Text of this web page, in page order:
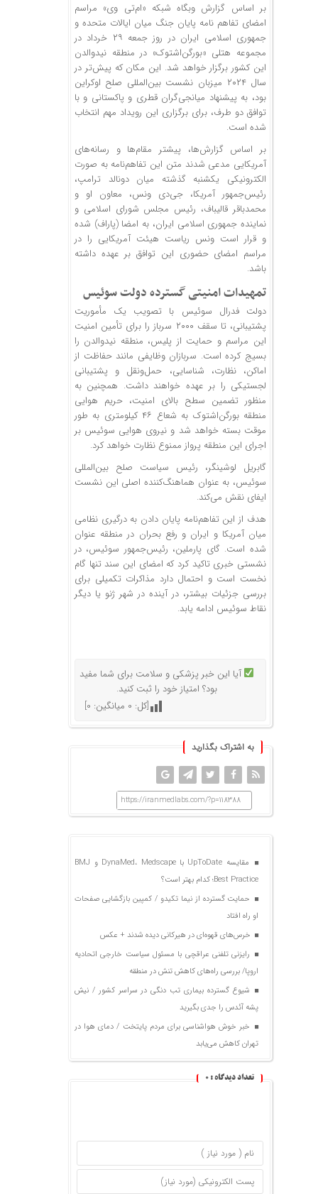
بر اساس گزارش وبگاه شبکه «ام‌تی وی» مراسم
امضای تفاهم نامه پایان جنگ میان ایالات متحده و
جمهوری اسلامی ایران در روز جمعه ۲۹ خرداد در
مجموعه هتلی «بورگن‌اشتوک» در منطقه نیدوالدن
این کشور برگزار خواهد شد. این مکان که پیش‌تر در
سال ۲۰۲۴ میزبان نشست بین‌المللی صلح اوکراین
بود، به پیشنهاد میانجی‌گران قطری و پاکستانی و با
توافق دو طرف، برای برگزاری این رویداد مهم انتخاب
شده است.
بر اساس گزارش‌ها، پیشتر مقام‌ها و رسانه‌های
آمریکایی مدعی شدند متن این تفاهم‌نامه به صورت
الکترونیکی یکشنبه گذشته میان دونالد ترامپ،
رئیس‌جمهور آمریکا، جی‌دی ونس، معاون او و
محمدباقر قالیباف، رئیس مجلس شورای اسلامی و
نماینده جمهوری اسلامی ایران، به امضا (پاراف) شده
و قرار است ونس ریاست هیئت آمریکایی را در
مراسم امضای حضوری این توافق بر عهده داشته
باشد.
تمهیدات امنیتی گسترده دولت سوئیس
دولت فدرال سوئیس با تصویب یک مأموریت
پشتیبانی، تا سقف ۲۰۰۰ سرباز را برای تأمین امنیت
این مراسم و حمایت از پلیس، منطقه نیدوالدن را
بسیج کرده است. سربازان وظایفی مانند حفاظت از
اماکن، نظارت، شناسایی، حمل‌ونقل و پشتیبانی
لجستیکی را بر عهده خواهند داشت. همچنین به
منظور تضمین سطح بالای امنیت، حریم هوایی
منطقه بورگن‌اشتوک به شعاع ۴۶ کیلومتری به طور
موقت بسته خواهد شد و نیروی هوایی سوئیس بر
اجرای این منطقه پرواز ممنوع نظارت خواهد کرد.
گابریل لوشینگر، رئیس سیاست صلح بین‌المللی
سوئیس، به عنوان هماهنگ‌کننده اصلی این نشست
ایفای نقش می‌کند.
هدف از این تفاهم‌نامه پایان دادن به درگیری نظامی
میان آمریکا و ایران و رفع بحران در منطقه عنوان
شده است. گای پارملین، رئیس‌جمهور سوئیس، در
نشستی خبری تاکید کرد که امضای این سند تنها گام
نخست است و احتمال دارد مذاکرات تکمیلی برای
بررسی جزئیات بیشتر، در آینده در شهر ژنو یا دیگر
نقاط سوئیس ادامه یابد.
آیا این خبر پزشکی و سلامت برای شما مفید
بود؟ امتیاز خود را ثبت کنید.
[کل: 0 میانگین: 0
]
به اشتراک بگذارید
https://iranmedlabs.com/?p=118388
مقایسه UpToDate با DynaMed، Medscape و BMJ
Best Practice؛ کدام بهتر است؟
حمایت گسترده از نیما تکیدو / کمپین بازگشایی صفحات
او راه افتاد
خرس‌های قهوه‌ای در هیرکانی دیده شدند + عکس
رایزنی تلفنی عراقچی با مسئول سیاست خارجی اتحادیه
اروپا/ بررسی راه‌های کاهش تنش در منطقه
شیوع گسترده بیماری تب دنگی در سراسر کشور / نیش
پشه آئدس را جدی بگیرید
خبر خوش هواشناسی برای مردم پایتخت / دمای هوا در
تهران کاهش می‌یابد
تعداد دیدگاه : 0